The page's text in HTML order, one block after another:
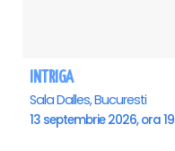
INTRIGA
Sala Dalles, Bucuresti